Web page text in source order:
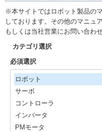
※本サイトではロボット製品の
しております。その他のマニュ
もしくは当社営業にお問い合わ
カテゴリ選択
必須選択
ロボット
サーボ
コントローラ
インバータ
PMモータ